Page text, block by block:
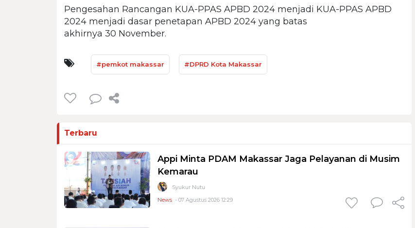
Pengesahan Rancangan KUA-PPAS APBD 2024 menjadi KUA-PPAS APBD
2024 menjadi dasar penetapan APBD 2024 yang batas
akhirnya 30 November.
#pemkot makassar #DPRD Kota Makassar
Terbaru
Appi Minta PDAM Makassar Jaga Pelayanan di Musim
Kemarau
Syukur Nutu
News - 07 Agustus 2026 12:29